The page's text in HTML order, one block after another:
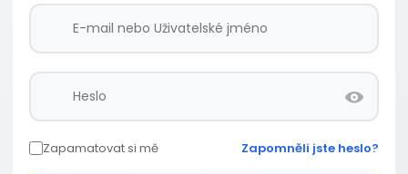
Zapamatovat si mě Zapomněli jste heslo?